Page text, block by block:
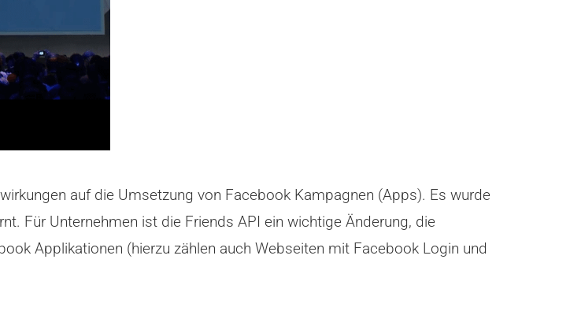
auf die Umsetzung von Facebook Kampagnen (Apps). Es wurde
Für Unternehmen ist die Friends API ein wichtige Änderung, die
Applikationen (hierzu zählen auch Webseiten mit Facebook Login und